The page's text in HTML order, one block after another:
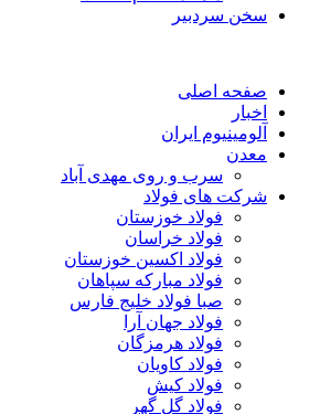
سخن سردبیر
صفحه اصلی
اخبار
آلومینیوم ایران
معدن
سرب و روی مهدی آباد
شرکت های فولاد
فولاد خوزستان
فولاد خراسان
فولاد اکسین خوزستان
فولاد مبارکه سپاهان
صبا فولاد خلیج فارس
فولاد جهان آرا
فولاد هرمزگان
فولاد کاویان
فولاد کیش
فولاد گل گهر